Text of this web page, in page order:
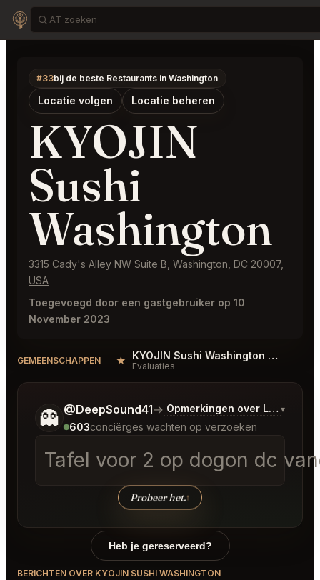
#33bij de beste Restaurants in Washington
Locatie volgen Locatie beheren
KYOJIN
Sushi
Washington
3315 Cady's Alley NW Suite B, Washington, DC 20007,
USA
Toegevoegd door een gastgebruiker op 10
November 2023
GEMEENSCHAPPEN ★ KYOJIN Sushi Washington Reviews
Evaluaties
👻 @DeepSound41→ Opmerkingen over Laatste
▾
603conciërges wachten op verzoeken
Tafel voor 2 op dogon dc
Probeer het.↑
Vertel me wat je wilt.
Heb je gereserveerd?
BERICHTEN OVER KYOJIN SUSHI WASHINGTON